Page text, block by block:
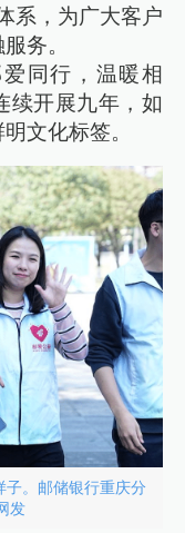
系，为广大客户
务。
同行，温暖相
续开展九年，如
文化标签。
子。邮储银行重庆分
发